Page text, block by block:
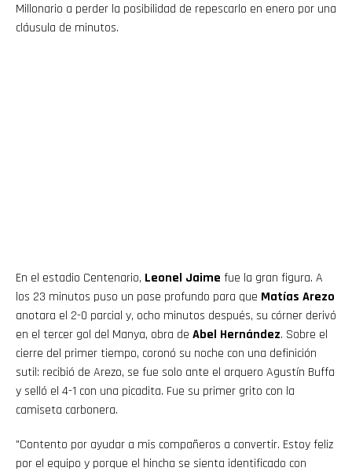
Millonario a perder la posibilidad de repescarlo en enero por una
cláusula de minutos.
En el estadio Centenario, Leonel Jaime fue la gran figura. A
los 23 minutos puso un pase profundo para que Matías Arezo
anotara el 2-0 parcial y, ocho minutos después, su córner derivó
en el tercer gol del Manya, obra de Abel Hernández. Sobre el
cierre del primer tiempo, coronó su noche con una definición
sutil: recibió de Arezo, se fue solo ante el arquero Agustín Buffa
y selló el 4-1 con una picadita. Fue su primer grito con la
camiseta carbonera.
"Contento por ayudar a mis compañeros a convertir. Estoy feliz
por el equipo y porque el hincha se sienta identificado con